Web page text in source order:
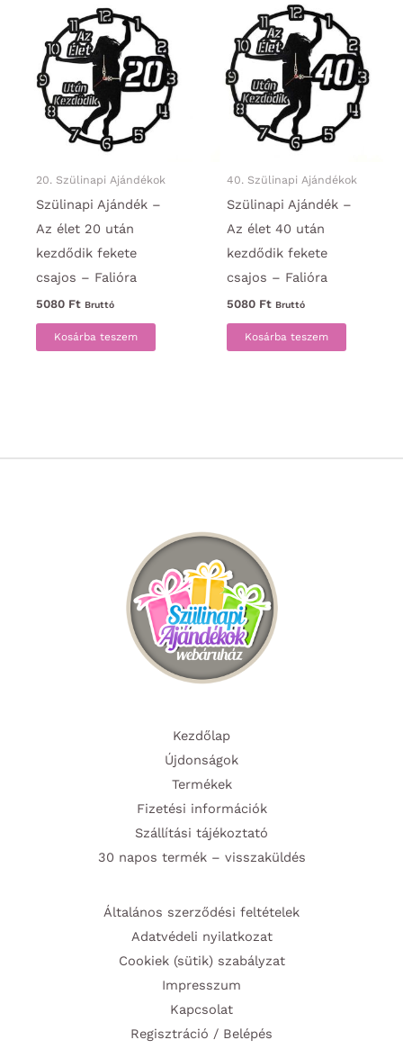
20. Szülinapi Ajándékok
Szülinapi Ajándék –
Az élet 20 után
kezdődik fekete
csajos – Falióra
5080 Ft Bruttó
Kosárba teszem
40. Szülinapi Ajándékok
Szülinapi Ajándék –
Az élet 40 után
kezdődik fekete
csajos – Falióra
5080 Ft Bruttó
Kosárba teszem
Kezdőlap
Újdonságok
Termékek
Fizetési információk
Szállítási tájékoztató
30 napos termék – visszaküldés
Általános szerződési feltételek
Adatvédeli nyilatkozat
Cookiek (sütik) szabályzat
Impresszum
Kapcsolat
Regisztráció / Belépés